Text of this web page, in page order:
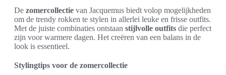
De zomercollectie van Jacquemus biedt volop mogelijkheden
om de trendy rokken te stylen in allerlei leuke en frisse outfits.
Met de juiste combinaties ontstaan stijlvolle outfits die perfect
zijn voor warmere dagen. Het creëren van een balans in de
look is essentieel.
Stylingtips voor de zomercollectie